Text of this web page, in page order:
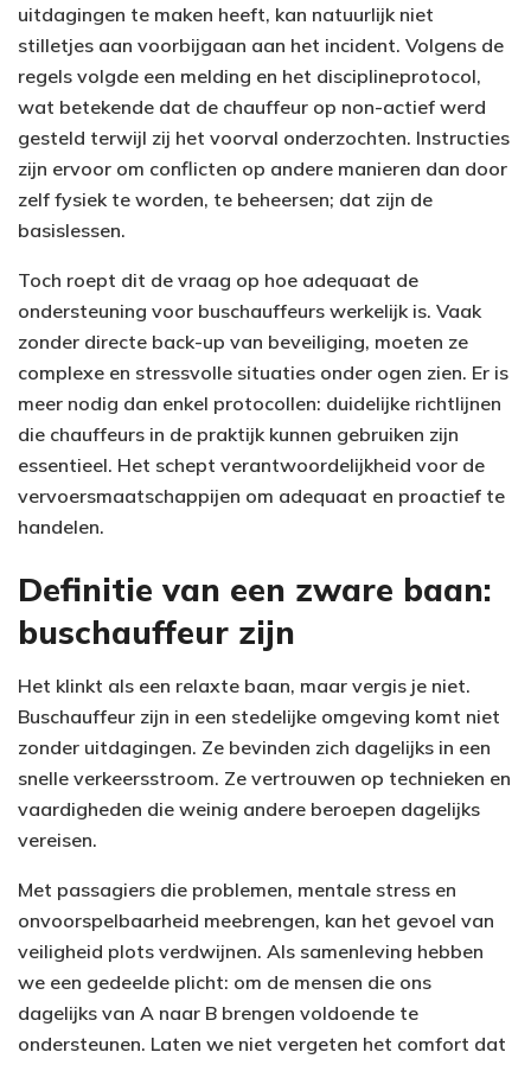
uitdagingen te maken heeft, kan natuurlijk niet
stilletjes aan voorbijgaan aan het incident. Volgens de
regels volgde een melding en het disciplineprotocol,
wat betekende dat de chauffeur op non-actief werd
gesteld terwijl zij het voorval onderzochten. Instructies
zijn ervoor om conflicten op andere manieren dan door
zelf fysiek te worden, te beheersen; dat zijn de
basislessen.
Toch roept dit de vraag op hoe adequaat de
ondersteuning voor buschauffeurs werkelijk is. Vaak
zonder directe back-up van beveiliging, moeten ze
complexe en stressvolle situaties onder ogen zien. Er is
meer nodig dan enkel protocollen: duidelijke richtlijnen
die chauffeurs in de praktijk kunnen gebruiken zijn
essentieel. Het schept verantwoordelijkheid voor de
vervoersmaatschappijen om adequaat en proactief te
handelen.
Definitie van een zware baan:
buschauffeur zijn
Het klinkt als een relaxte baan, maar vergis je niet.
Buschauffeur zijn in een stedelijke omgeving komt niet
zonder uitdagingen. Ze bevinden zich dagelijks in een
snelle verkeersstroom. Ze vertrouwen op technieken en
vaardigheden die weinig andere beroepen dagelijks
vereisen.
Met passagiers die problemen, mentale stress en
onvoorspelbaarheid meebrengen, kan het gevoel van
veiligheid plots verdwijnen. Als samenleving hebben
we een gedeelde plicht: om de mensen die ons
dagelijks van A naar B brengen voldoende te
ondersteunen. Laten we niet vergeten het comfort dat